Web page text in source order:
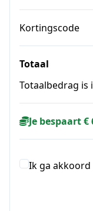
Kortingscode
Totaal
Totaalbedrag is
Je bespaart
Ik ga akkoord